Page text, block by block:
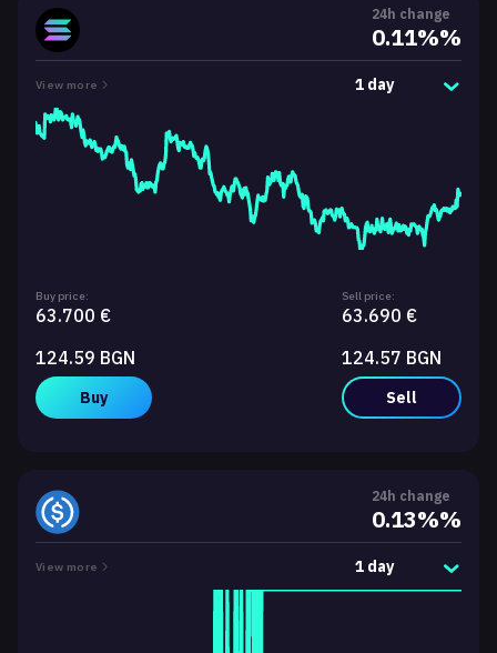
24h change
0.11%%
View more 1 day
Buy price:
63.700 €
124.59 BGN
Buy
Sell price:
63.690 €
124.57 BGN
Sell
24h change
0.13%%
View more 1 day